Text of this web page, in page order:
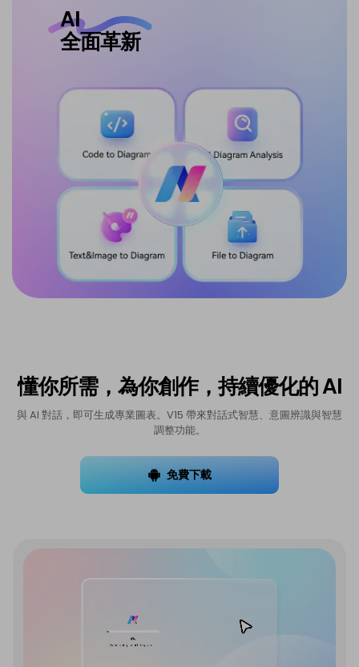
AI
全面革新
對話式圖解
自動意圖偵測
智能調整與線上搜尋整合
懂你所需，為你創作，持續優化的 AI
與 AI 對話，即可生成專業圖表。V15 帶來對話式智慧、意圖辨識與智慧
調整功能。
免費下載